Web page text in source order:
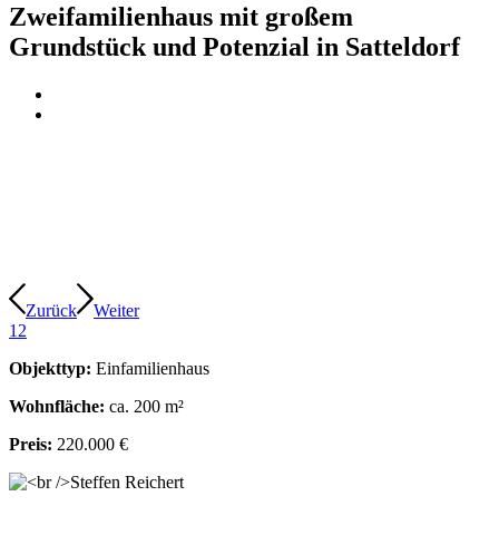
Zweifamilienhaus mit großem
Grundstück und Potenzial in Satteldorf
Zurück
Weiter
1 2
Objekttyp: Einfamilienhaus
Wohnfläche: ca. 200 m²
Preis: 220.000 €